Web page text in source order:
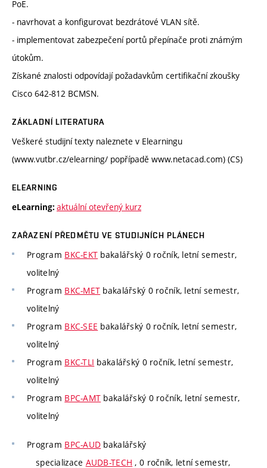
PoE.
- navrhovat a konfigurovat bezdrátové VLAN sítě.
- implementovat zabezpečení portů přepínače proti známým
útokům.
Získané znalosti odpovídají požadavkům certifikační zkoušky
Cisco 642-812 BCMSN.
ZÁKLADNÍ LITERATURA
Veškeré studijní texty naleznete v Elearningu
(www.vutbr.cz/elearning/ popřípadě www.netacad.com) (CS)
ELEARNING
eLearning: aktuální otevřený kurz
ZAŘAZENÍ PŘEDMĚTU VE STUDIJNÍCH PLÁNECH
Program BKC-EKT bakalářský 0 ročník, letní semestr,
volitelný
Program BKC-MET bakalářský 0 ročník, letní semestr,
volitelný
Program BKC-SEE bakalářský 0 ročník, letní semestr,
volitelný
Program BKC-TLI bakalářský 0 ročník, letní semestr,
volitelný
Program BPC-AMT bakalářský 0 ročník, letní semestr,
volitelný
Program BPC-AUD bakalářský
specializace AUDB-TECH , 0 ročník, letní semestr,